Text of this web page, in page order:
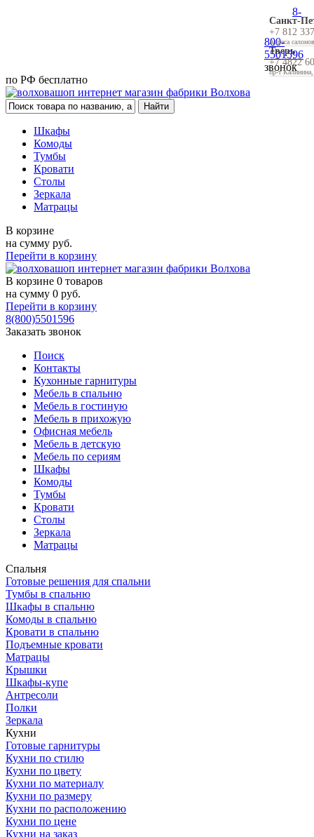
Санкт-
+7 812
Адреса
Тверь
+7 4822
пр-т
8-
800-
5501596
звонок
по РФ бесплатно
Шкафы
Комоды
Тумбы
Кровати
Столы
Зеркала
Матрацы
В корзине
на сумму руб.
Перейти в корзину
В корзине 0 товаров
на сумму 0 руб.
Перейти в корзину
8(800)5501596
Заказать звонок
Поиск
Контакты
Кухонные гарнитуры
Мебель в спальню
Мебель в гостиную
Мебель в прихожую
Офисная мебель
Мебель в детскую
Мебель по сериям
Шкафы
Комоды
Тумбы
Кровати
Столы
Зеркала
Матрацы
Спальня
Готовые решения для спальни
Тумбы в спальню
Шкафы в спальню
Комоды в спальню
Кровати в спальню
Подъемные кровати
Матрацы
Крышки
Шкафы-купе
Антресоли
Полки
Зеркала
Кухни
Готовые гарнитуры
Кухни по стилю
Кухни по цвету
Кухни по материалу
Кухни по размеру
Кухни по расположению
Кухни по цене
Кухни на заказ